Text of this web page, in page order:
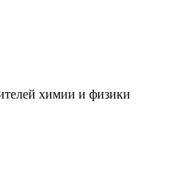
химии и физики